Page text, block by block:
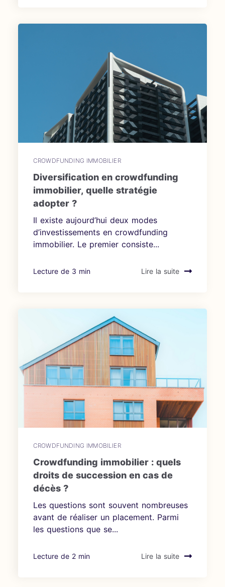
CROWDFUNDING IMMOBILIER
Diversification en crowdfunding
immobilier, quelle stratégie
adopter ?
Il existe aujourd’hui deux modes
d’investissements en crowdfunding
immobilier. Le premier consiste...
Lecture de 3 min Lire la suite
CROWDFUNDING IMMOBILIER
Crowdfunding immobilier : quels
droits de succession en cas de
décès ?
Les questions sont souvent nombreuses
avant de réaliser un placement. Parmi
les questions que se...
Lecture de 2 min Lire la suite